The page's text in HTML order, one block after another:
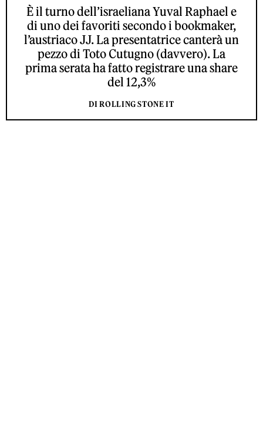
È il turno dell’israeliana Yuval Raphael e
di uno dei favoriti secondo i bookmaker,
l’austriaco JJ. La presentatrice canterà un
pezzo di Toto Cutugno (davvero). La
prima serata ha fatto registrare una share
del 12,3%
DI ROLLING STONE IT